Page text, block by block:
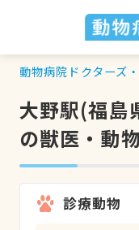
動物病院ドクターズ
大野駅(福島
の獣医・動
診療動物